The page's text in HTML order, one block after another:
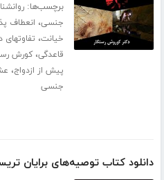
برچسب‌ها:
جنسی، انعطاف
خیانت،
قاعدگی،کورش
پیش از ازدواج،
جنسی
دانلود کتاب توصیه‌های برایان